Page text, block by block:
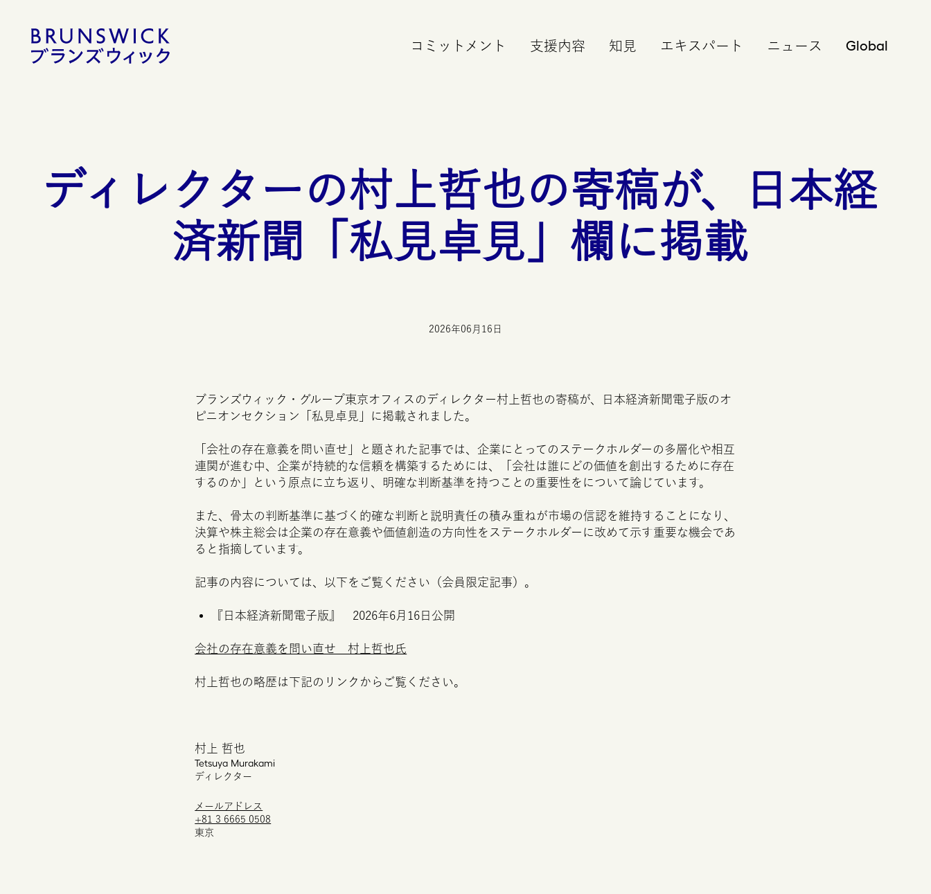
コミットメント 支援内容 知見 エキスパート ニュース Global
ディレクターの村上哲也の寄稿が、日本経
済新聞「私見卓見」欄に掲載
2026年06月16日
ブランズウィック・グループ東京オフィスのディレクター村上哲也の寄稿が、日本経済新聞電子版のオ
ピニオンセクション「私見卓見」に掲載されました。
「会社の存在意義を問い直せ」と題された記事では、企業にとってのステークホルダーの多層化や相互
連関が進む中、企業が持続的な信頼を構築するためには、「会社は誰にどの価値を創出するために存在
するのか」という原点に立ち返り、明確な判断基準を持つことの重要性をについて論じています。
また、骨太の判断基準に基づく的確な判断と説明責任の積み重ねが市場の信認を維持することになり、
決算や株主総会は企業の存在意義や価値創造の方向性をステークホルダーに改めて示す重要な機会であ
ると指摘しています。
記事の内容については、以下をご覧ください（会員限定記事）。
『日本経済新聞電子版』 2026年6月16日公開
会社の存在意義を問い直せ 村上哲也氏
村上哲也の略歴は下記のリンクからご覧ください。
村上 哲也
Tetsuya Murakami
ディレクター
メールアドレス
+81 3 6665 0508
東京